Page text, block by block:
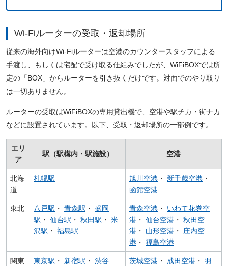
Wi-Fiルーターの受取・返却場所
従来の海外向けWi-Fiルーターは空港のカウンタースタッフによる
手渡し、もしくは宅配で受け取る仕組みでしたが、WiFiBOXでは所
定の「BOX」からルーターを引き抜くだけです。対面でのやり取り
は一切ありません。
ルーターの受取はWiFiBOXの専用貸出機で、空港や駅チカ・街ナカ
などに設置されています。以下、受取・返却場所の一部例です。
エリ
ア
駅（駅構内・駅施設） 空港
北海
道
札幌駅 旭川空港 ・ 新千歳空港 ・
函館空港
東北 八戸駅 ・ 青森駅 ・ 盛岡
駅 ・ 仙台駅 ・ 秋田駅 ・ 米
沢駅 ・ 福島駅
青森空港 ・ いわて花巻空
港 ・ 仙台空港 ・ 秋田空
港 ・ 山形空港 ・ 庄内空
港 ・ 福島空港
関東 東京駅 ・ 新宿駅 ・ 渋谷
茨城空港 ・ 成田空港 ・ 羽